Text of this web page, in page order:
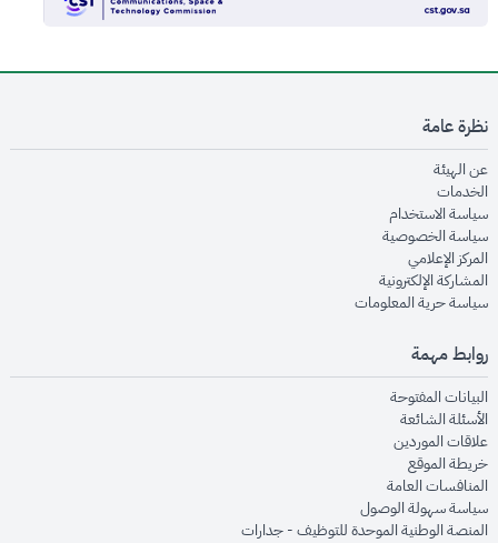
نظرة عامة
عن الهيئةopens in new window
الخدماتopens in new window
سياسة الاستخدام
سياسة الخصوصيةopens in new window
المركز الإعلاميopens in new window
المشاركة الإلكترونيةopens in new window
سياسة حرية المعلوماتopens in new window
روابط مهمة
البيانات المفتوحةopens in new window
الأسئلة الشائعةopens in new window
علاقات الموردينopens in new window
خريطة الموقعopens in new window
المنافسات العامةopens in new window
سياسة سهولة الوصولopens in new window
المنصة الوطنية الموحدة للتوظيف - جداراتopens in new window